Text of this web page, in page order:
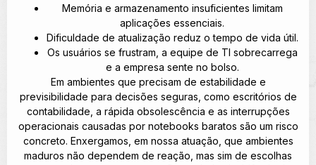
Memória e armazenamento insuficientes limitam
aplicações essenciais.
Dificuldade de atualização reduz o tempo de vida útil.
Os usuários se frustram, a equipe de TI sobrecarrega
e a empresa sente no bolso.
Em ambientes que precisam de estabilidade e
previsibilidade para decisões seguras, como escritórios de
contabilidade, a rápida obsolescência e as interrupções
operacionais causadas por notebooks baratos são um risco
concreto. Enxergamos, em nossa atuação, que ambientes
maduros não dependem de reação, mas sim de escolhas